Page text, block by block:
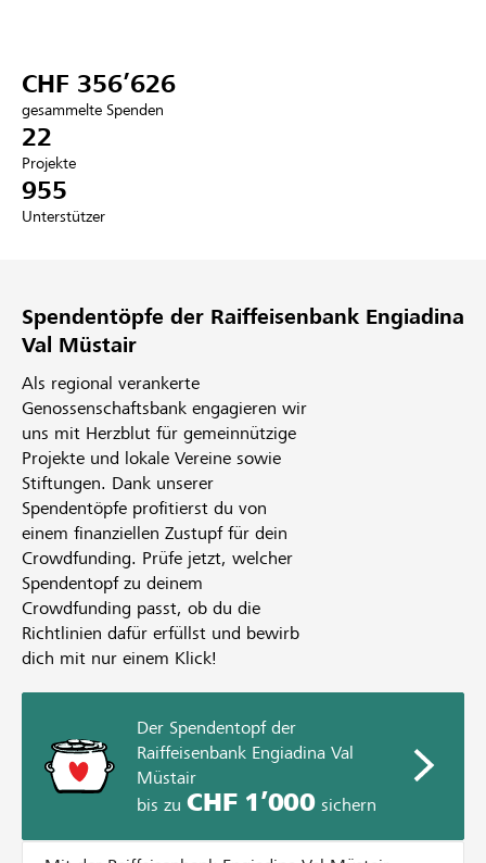
Registrieren
DE
CHF 356’626
gesammelte Spenden
22
Projekte
955
Unterstützer
Spendentöpfe der Raiffeisenbank Engiadina
Val Müstair
Als regional verankerte
Genossenschaftsbank engagieren wir
uns mit Herzblut für gemeinnützige
Projekte und lokale Vereine sowie
Stiftungen. Dank unserer
Spendentöpfe profitierst du von
einem finanziellen Zustupf für dein
Crowdfunding. Prüfe jetzt, welcher
Spendentopf zu deinem
Crowdfunding passt, ob du die
Richtlinien dafür erfüllst und bewirb
dich mit nur einem Klick!
Der Spendentopf der
Raiffeisenbank Engiadina Val
Müstair
bis zu CHF 1’000sichern